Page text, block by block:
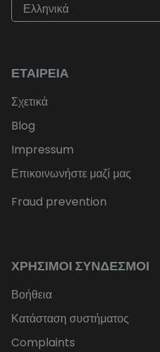
Ελληνικά
ΕΤΑΙΡΕΊΑ
Σχετικά
Blog
Impressum
Επικοινωνήστε μαζί μας
Fraud prevention
ΧΡΉΣΙΜΟΙ ΣΎΝΔΕΣΜΟΙ
Βοήθεια
Κατάσταση συστήματος
Complaints